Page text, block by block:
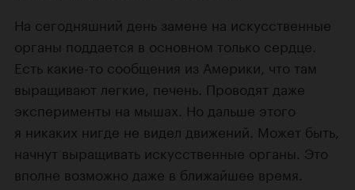
На сегодняшний день замене на искусственные
органы поддается в основном только сердце.
Есть какие-то сообщения из Америки, что там
выращивают легкие, печень. Проводят даже
эксперименты на мышах. Но дальше этого
я никаких нигде не видел движений. Может быть,
начнут выращивать искусственные органы. Это
вполне возможно даже в ближайшее время.